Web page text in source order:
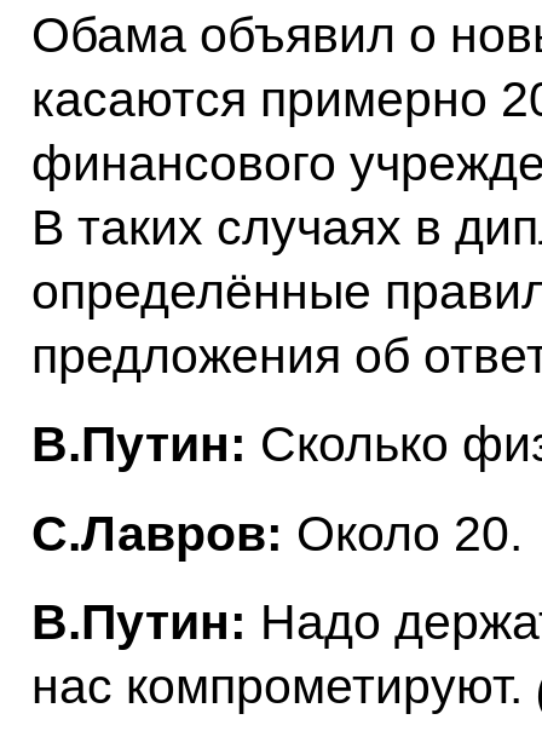
Обама объявил о
касаются примерно
финансового
В таких случаях в
определённые
предложения об
B.Путин: Сколько
С.Лавров: Около 20.
B.Путин: Надо
нас компрометируют.